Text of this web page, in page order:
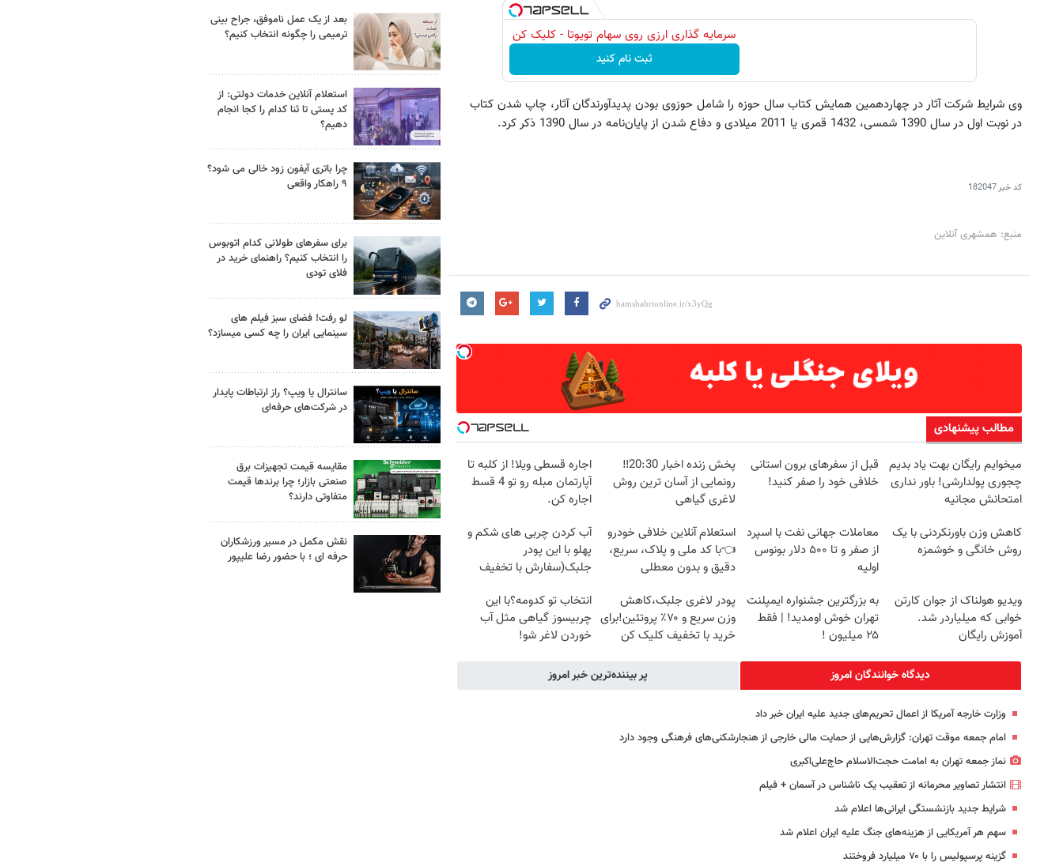
سرمایه گذاری ارزی روی سهام تویوتا - کلیک کن
ثبت نام کنید
وی شرایط شرکت آثار در چهاردهمین همایش کتاب سال حوزه را شامل حوزوی بودن پدیدآورندگان آثار،‌ چاپ شدن کتاب
در نوبت اول در سال 1390 شمسی، 1432 قمری یا 2011 میلادی و دفاع شدن از پایان‌نامه در سال 1390 ذکر کرد.
کد خبر182047
منبع: همشهری آنلاین
مطالب پیشنهادی
میخوایم رایگان بهت یاد بدیم
چجوری پولدارشی! باور نداری
امتحانش مجانیه
قبل از سفرهای برون استانی
خلافی خود را صفر کنید!
پخش زنده اخبار 20:30‼️
رونمایی از آسان ترین روش
لاغری گیاهی
اجاره‌ قسطی ویلا! از کلبه تا
آپارتمان مبله رو تو 4 قسط
اجاره کن.
کاهش وزن باورنکردنی با یک
روش خانگی و خوشمزه
معاملات جهانی نفت با اسپرد
از صفر و تا ۵۰۰ دلار بونوس
اولیه
استعلام آنلاین خلافی خودرو
👈با کد ملی و پلاک، سریع،
دقیق و بدون معطلی
آب کردن چربی های شکم و
پهلو با این پودر
جلبک(سفارش با تخفیف
ویدیو هولناک از جوان کارتن
خوابی که میلیاردر شد.
آموزش رایگان
به بزرگترین جشنواره ایمپلنت
تهران خوش اومدید! | فقط
۲۵ میلیون !
پودر لاغری جلبک،کاهش
وزن سریع و ۷۰٪ پروتئین!برای
خرید با تخفیف کلیک کن
انتخاب تو کدومه؟با این
چربیسوز گیاهی مثل آب
خوردن لاغر شو!
دیدگاه خوانندگان امروز
پر بیننده‌ترین خبر امروز
وزارت خارجه آمریکا از اعمال تحریم‌های جدید علیه ایران خبر داد
امام جمعه موقت تهران: گزارش‌هایی از حمایت مالی خارجی از هنجارشکنی‌های فرهنگی وجود دارد
نماز جمعه تهران به امامت حجت‌الاسلام حاج‌علی‌اکبری
انتشار تصاویر محرمانه از تعقیب یک ناشناس در آسمان + فیلم
شرایط جدید بازنشستگی ایرانی‌ها اعلام شد
سهم هر آمریکایی از هزینه‌های جنگ علیه ایران اعلام شد
گزینه پرسپولیس را با ۷۰ میلیارد فروختند
بعد از یک عمل ناموفق، جراح بینی
ترمیمی را چگونه انتخاب کنیم؟
استعلام آنلاین خدمات دولتی: از
کد پستی تا ثنا کدام را کجا انجام
دهیم؟
چرا باتری آیفون زود خالی می شود؟
۹ راهکار واقعی
برای سفرهای طولانی کدام اتوبوس
را انتخاب کنیم؟ راهنمای خرید در
فلای تودی
لو رفت! فضای سبز فیلم های
سینمایی ایران را چه کسی میسازد؟
سانترال یا ویپ؟ راز ارتباطات پایدار
در شرکت‌های حرفه‌ای
مقایسه قیمت تجهیزات برق
صنعتی بازار؛ چرا برندها قیمت
متفاوتی دارند؟
نقش مکمل در مسیر ورزشکاران
حرفه ای ؛ با حضور رضا علیپور